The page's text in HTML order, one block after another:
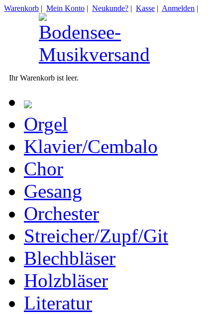
Warenkorb | Mein Konto | Neukunde? | Kasse | Anmelden |
Ihr Warenkorb ist leer.
Orgel
Klavier/Cembalo
Chor
Gesang
Orchester
Streicher/Zupf/Git
Blechbläser
Holzbläser
Literatur